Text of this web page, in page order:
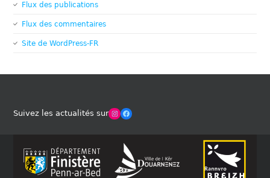
Flux des publications
Flux des commentaires
Site de WordPress-FR
Suivez les actualités surWinches Club OfficielFacebook